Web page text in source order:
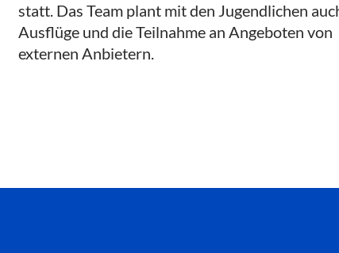
statt. Das Team plant mit den Jugendlichen
Ausflüge und die Teilnahme an Angeboten von
externen Anbietern.